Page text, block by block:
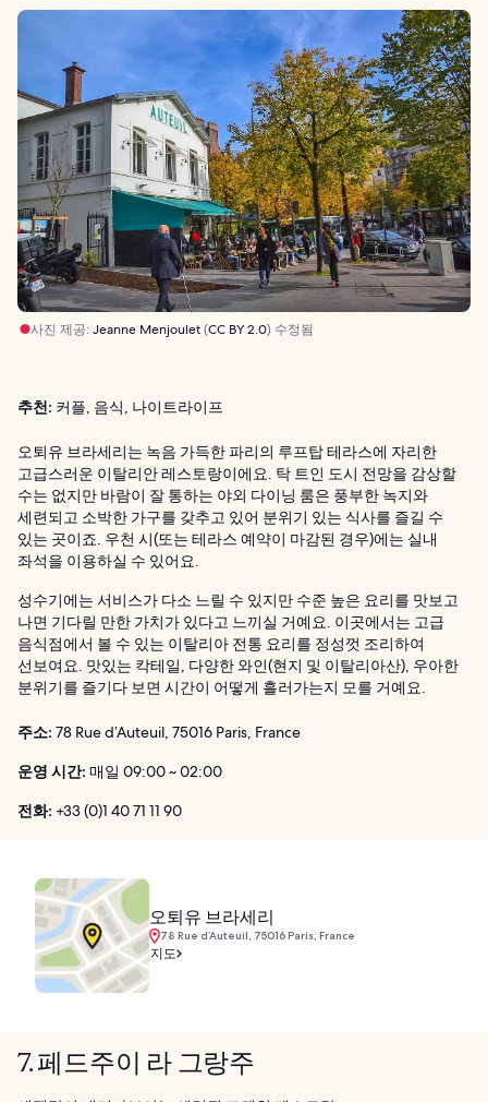
사진 제공: Jeanne Menjoulet(CC BY 2.0) 수정됨
추천: 커플, 음식, 나이트라이프
오퇴유 브라세리는 녹음 가득한 파리의 루프탑 테라스에 자리한
고급스러운 이탈리안 레스토랑이에요. 탁 트인 도시 전망을 감상할
수는 없지만 바람이 잘 통하는 야외 다이닝 룸은 풍부한 녹지와
세련되고 소박한 가구를 갖추고 있어 분위기 있는 식사를 즐길 수
있는 곳이죠. 우천 시(또는 테라스 예약이 마감된 경우)에는 실내
좌석을 이용하실 수 있어요.
성수기에는 서비스가 다소 느릴 수 있지만 수준 높은 요리를 맛보고
나면 기다릴 만한 가치가 있다고 느끼실 거예요. 이곳에서는 고급
음식점에서 볼 수 있는 이탈리아 전통 요리를 정성껏 조리하여
선보여요. 맛있는 칵테일, 다양한 와인(현지 및 이탈리아산), 우아한
분위기를 즐기다 보면 시간이 어떻게 흘러가는지 모를 거예요.
주소: 78 Rue d’Auteuil, 75016 Paris, France
운영 시간: 매일 09:00 ~ 02:00
전화: +33 (0)1 40 71 11 90
오퇴유 브라세리
78 Rue d’Auteuil, 75016 Paris, France
지도
7. 페드주이 라 그랑주